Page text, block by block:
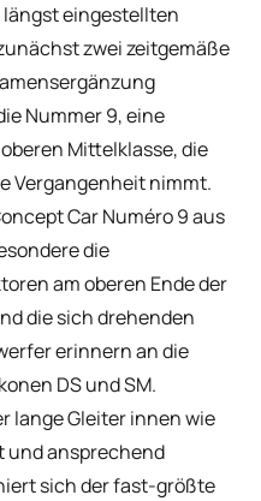
eingestellten
zwei zeitgemäße
Nummer 9, eine
Mittelklasse, die
Vergangenheit nimmt.
Car Numéro 9 aus
die
am oberen Ende der
die sich drehenden
erinnern an die
DS und SM.
lange Gleiter innen wie
und ansprechend
sich der fast-größte